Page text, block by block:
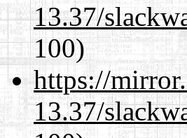
13.37/
100)
https://
13.37/